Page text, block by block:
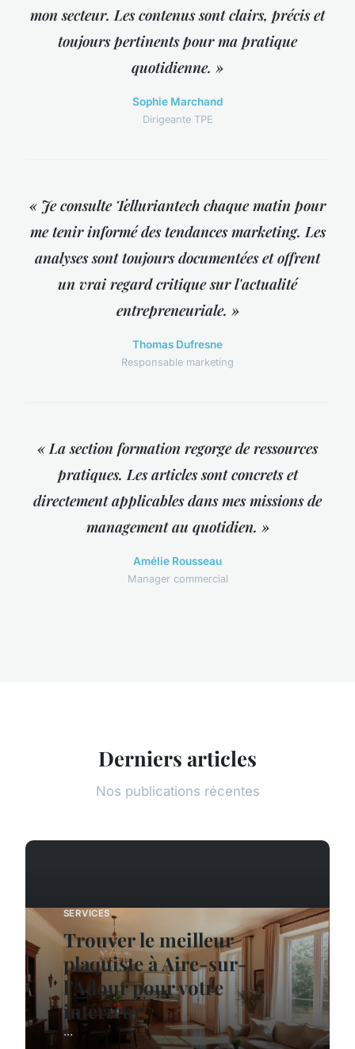
mon secteur. Les contenus sont clairs, précis et
toujours pertinents pour ma pratique
quotidienne. »
Sophie Marchand
Dirigeante TPE
« Je consulte Telluriantech chaque matin pour
me tenir informé des tendances marketing. Les
analyses sont toujours documentées et offrent
un vrai regard critique sur l'actualité
entrepreneuriale. »
Thomas Dufresne
Responsable marketing
« La section formation regorge de ressources
pratiques. Les articles sont concrets et
directement applicables dans mes missions de
management au quotidien. »
Amélie Rousseau
Manager commercial
Derniers articles
Nos publications récentes
SERVICES
Trouver le meilleur
plaquiste à Aire-sur-
l’Adour pour votre
intérieur
...